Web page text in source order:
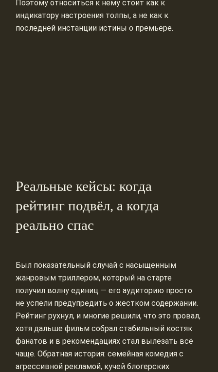
Поэтому относиться к нему стоит как к
индикатору настроения толпы, а не как к
последней инстанции истины о премьере.
Реальные кейсы: когда
рейтинг подвёл, а когда
реально спас
Был показательный случай с насыщенным
жанровым триллером, который на старте
получил волну единиц — его аудиторию просто
не успели предупредить о жестком содержании.
Рейтинг рухнул, и многие решили, что это провал,
хотя дальше фильм собрал стабильный костяк
фанатов и в рекомендациях стал вылезать всё
чаще. Обратная история: семейная комедия с
агрессивной рекламой, кучей блогерских